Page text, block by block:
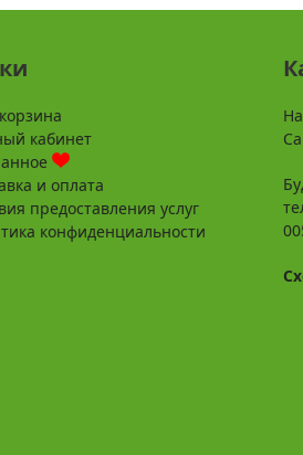
кабинет
и оплата
предоставления услуг
конфиденциальности